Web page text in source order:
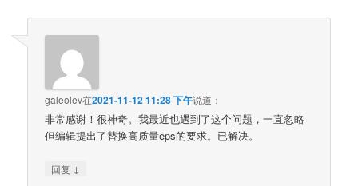
galeolev在2021-11-12 11:28 下午说道：
非常感谢！很神奇。我最近也遇到了这个问题，一直忽略
但编辑提出了替换高质量eps的要求。已解决。
回复 ↓